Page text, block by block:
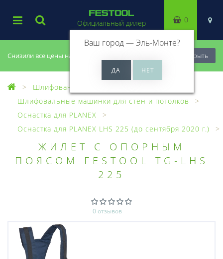
Снизили все цены на 20%, успей купить! Закрыть
Официальный дилер
Ваш город —Эль-Монте?
0
Шлифование
Шлифовальные машинки для стен и потолков
Оснастка для PLANEX
Оснастка для PLANEX LHS 225 (до сентября 2020 г.)
ЖИЛЕТ С ОПОРНЫМ
ПОЯСОМ FESTOOL TG-LHS
225
0 отзывов